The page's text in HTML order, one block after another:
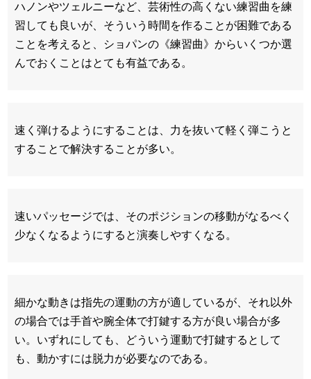
ハノンやツェルニーなど、芸術性の高くない練習曲を練
習しても良いが、そういう時間を作ることが困難である
ことを考えると、ショパンの《練習曲》からいくつか選
んでおくことはとても有益である。
速く弾けるようにすることは、力を抜いて軽く弾こうと
することで解決することが多い。
速いパッセージでは、そのポジションの移動がなるべく
少なくなるようにすると演奏しやすくなる。
細かな動きは指先の運動の方が適しているが、それ以外
の場合では手首や腕全体で打鍵する方が良い場合が多
い。いずれにしても、どういう運動で打鍵するとして
も、動かすには脱力が必要なのである。